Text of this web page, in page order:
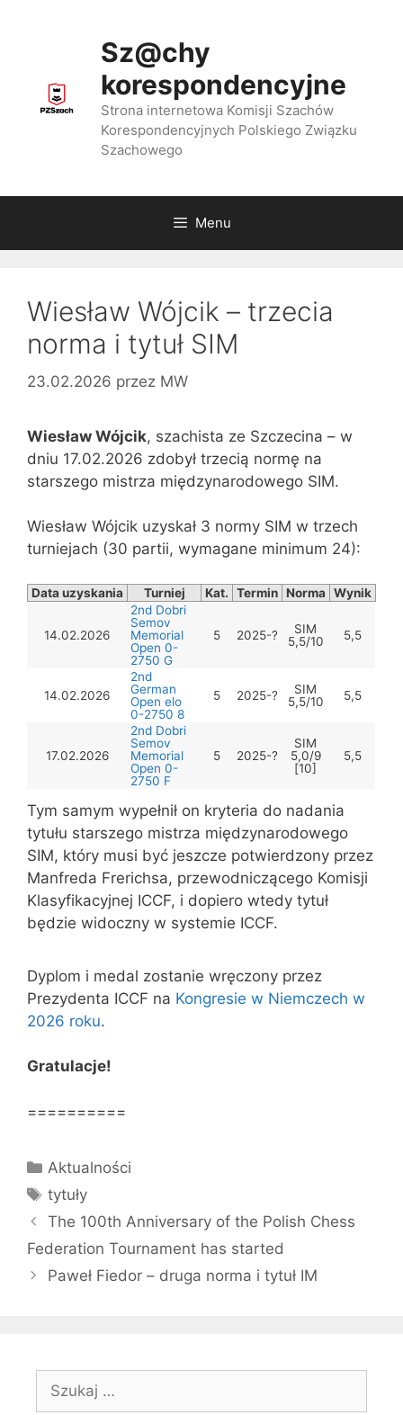
Sz@chy
korespondencyjne
Strona internetowa Komisji Szachów
Korespondencyjnych Polskiego Związku
Szachowego
Menu
Wiesław Wójcik – trzecia
norma i tytuł SIM
23.02.2026 przez MW
Wiesław Wójcik, szachista ze Szczecina – w
dniu 17.02.2026 zdobył trzecią normę na
starszego mistrza międzynarodowego SIM.
Wiesław Wójcik uzyskał 3 normy SIM w trzech
turniejach (30 partii, wymagane minimum 24):
Data uzyskania Turniej Kat. Termin Norma Wynik
14.02.2026
2nd Dobri
Semov
Memorial
Open 0-
2750 G
5 2025-?
SIM
5,5/10
5,5
14.02.2026
2nd
German
Open elo
0-2750 8
5 2025-?
SIM
5,5/10
5,5
17.02.2026
2nd Dobri
Semov
Memorial
Open 0-
2750 F
5 2025-?
SIM
5,0/9
[10]
5,5
Tym samym wypełnił on kryteria do nadania
tytułu starszego mistrza międzynarodowego
SIM, który musi być jeszcze potwierdzony przez
Manfreda Frerichsa, przewodniczącego Komisji
Klasyfikacyjnej ICCF, i dopiero wtedy tytuł
będzie widoczny w systemie ICCF.
Dyplom i medal zostanie wręczony przez
Prezydenta ICCF na Kongresie w Niemczech w
2026 roku.
Gratulacje!
==========
Kategorie
Aktualności
Tagi
tytuły
The 100th Anniversary of the Polish Chess
Federation Tournament has started
Paweł Fiedor – druga norma i tytuł IM